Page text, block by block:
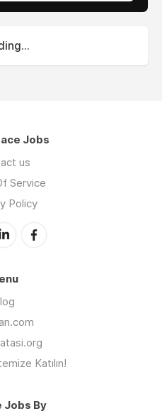
Jobs
us
Service
Policy
Katılın!
Jobs By